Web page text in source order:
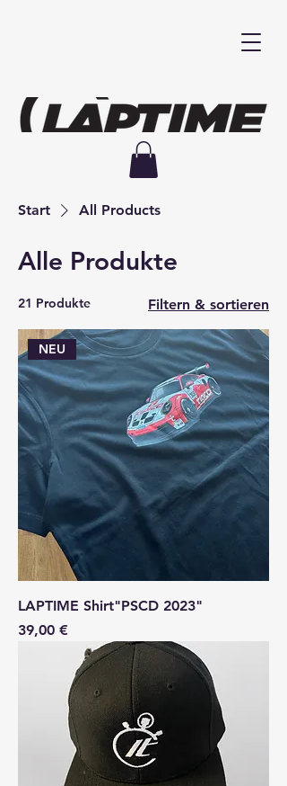
Start All Products
Alle Produkte
21 Produkte Filtern & sortieren
NEU
LAPTIME Shirt"PSCD 2023"
Preis
39,00 €